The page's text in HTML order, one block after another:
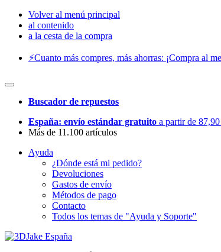
Volver al menú principal
al contenido
a la cesta de la compra
⚡️Cuanto más compres, más ahorras: ¡Compra al
Buscador de repuestos
España: envío estándar gratuito a partir de
Más de 11.100 artículos
Ayuda
¿Dónde está mi pedido?
Devoluciones
Gastos de envío
Métodos de pago
Contacto
Todos los temas de "Ayuda y Soporte"